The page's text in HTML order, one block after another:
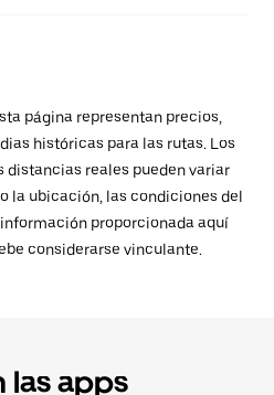
página representan precios,
históricas para las rutas. Los
distancias reales pueden variar
la ubicación, las condiciones del
proporcionada aquí
considerarse vinculante.
las apps